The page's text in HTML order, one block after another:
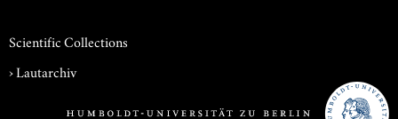
Scientific Collections
›Lautarchiv